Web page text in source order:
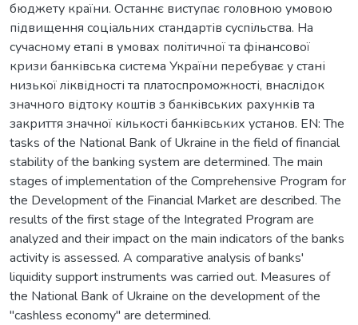
бюджету країни. Останнє виступає головною умовою
підвищення соціальних стандартів суспільства. На
сучасному етапі в умовах політичної та фінансової
кризи банківська система України перебуває у стані
низької ліквідності та платоспроможності, внаслідок
значного відтоку коштів з банківських рахунків та
закриття значної кількості банківських установ. EN: The
tasks of the National Bank of Ukraine in the field of financial
stability of the banking system are determined. The main
stages of implementation of the Comprehensive Program for
the Development of the Financial Market are described. The
results of the first stage of the Integrated Program are
analyzed and their impact on the main indicators of the banks
activity is assessed. A comparative analysis of banks'
liquidity support instruments was carried out. Measures of
the National Bank of Ukraine on the development of the
"cashless economy" are determined.